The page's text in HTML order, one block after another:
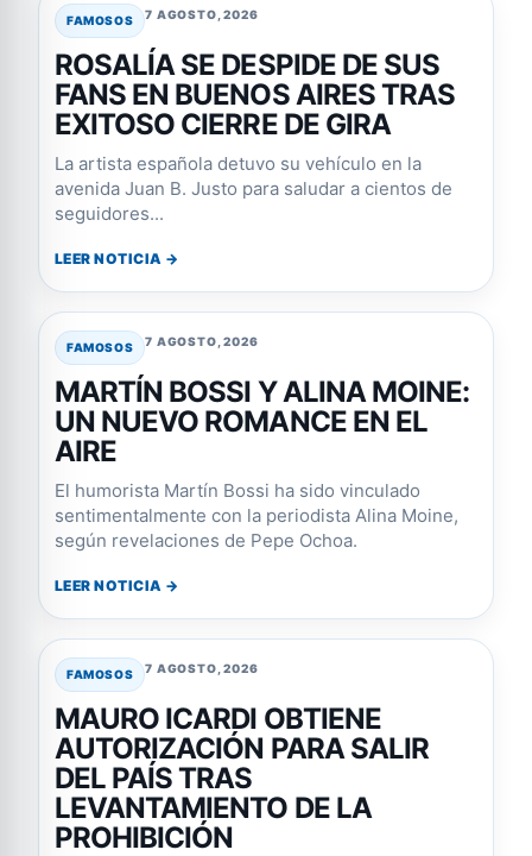
FAMOSOS 7 AGOSTO, 2026
ROSALÍA SE DESPIDE DE SUS
FANS EN BUENOS AIRES TRAS
EXITOSO CIERRE DE GIRA
La artista española detuvo su vehículo en la
avenida Juan B. Justo para saludar a cientos de
seguidores...
LEER NOTICIA →
FAMOSOS 7 AGOSTO, 2026
MARTÍN BOSSI Y ALINA MOINE:
UN NUEVO ROMANCE EN EL
AIRE
El humorista Martín Bossi ha sido vinculado
sentimentalmente con la periodista Alina Moine,
según revelaciones de Pepe Ochoa.
LEER NOTICIA →
FAMOSOS 7 AGOSTO, 2026
MAURO ICARDI OBTIENE
AUTORIZACIÓN PARA SALIR
DEL PAÍS TRAS
LEVANTAMIENTO DE LA
PROHIBICIÓN